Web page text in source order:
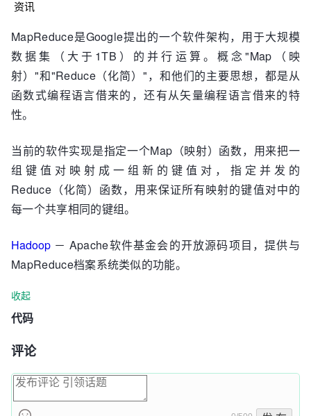
资讯
MapReduce是Google提出的一个软件架构，用于大规模
数据集（大于1TB）的并行运算。概念"Map（映
射）"和"Reduce（化简）"，和他们的主要思想，都是从
函数式编程语言借来的，还有从矢量编程语言借来的特
性。
当前的软件实现是指定一个Map（映射）函数，用来把一
组键值对映射成一组新的键值对，指定并发的
Reduce（化简）函数，用来保证所有映射的键值对中的
每一个共享相同的键组。
Hadoop － Apache软件基金会的开放源码项目，提供与
MapReduce档案系统类似的功能。
收起
代码
评论